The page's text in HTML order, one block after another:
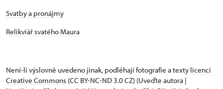
Svatby a pronájmy
Relikviář svatého Maura
Není-li výslovně uvedeno jinak, podléhají fotografie a texty licenci
Creative Commons (CC BY-NC-ND 3.0 CZ) (Uveďte autora |